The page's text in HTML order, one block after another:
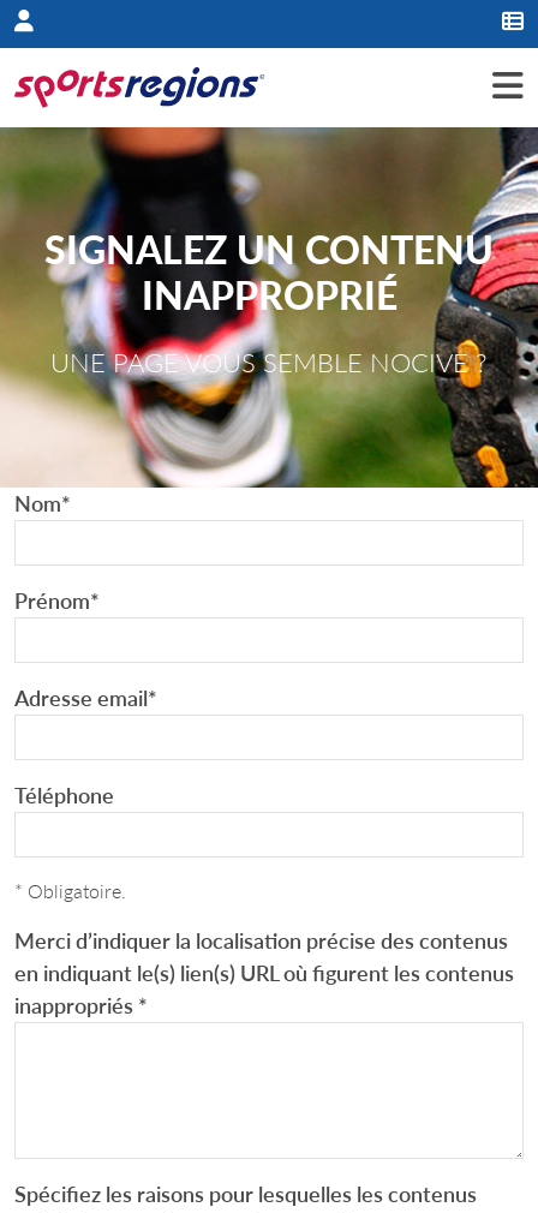
Panneau de gestion des cookies
SIGNALEZ UN CONTENU
INAPPROPRIÉ
UNE PAGE VOUS SEMBLE NOCIVE ?
Nom*
Prénom*
Adresse email*
Téléphone
* Obligatoire.
Merci d’indiquer la localisation précise des contenus
en indiquant le(s) lien(s) URL où figurent les contenus
inappropriés *
Spécifiez les raisons pour lesquelles les contenus